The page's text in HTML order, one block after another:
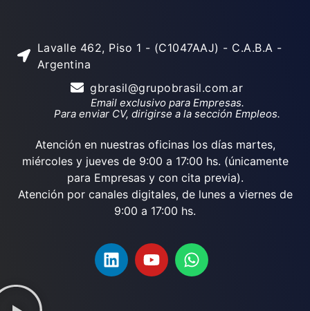
Lavalle 462, Piso 1 - (C1047AAJ) - C.A.B.A -
Argentina
gbrasil@grupobrasil.com.ar
Email exclusivo para Empresas.
Para enviar CV, dirigirse a la sección Empleos.
Atención en nuestras oficinas los días martes,
miércoles y jueves de 9:00 a 17:00 hs. (únicamente
para Empresas y con cita previa).
Atención por canales digitales, de lunes a viernes de
9:00 a 17:00 hs.